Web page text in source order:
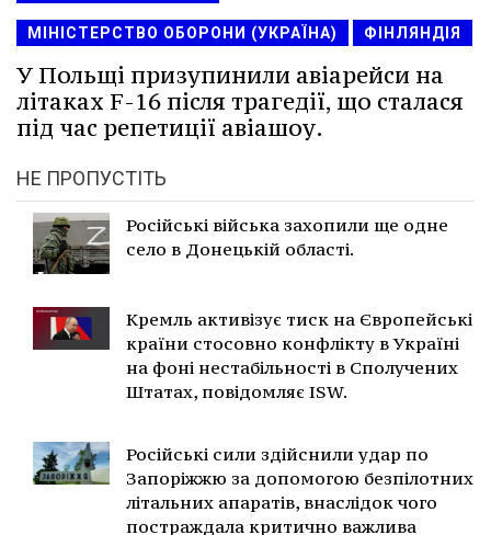
МІНІСТЕРСТВО ОБОРОНИ (УКРАЇНА) ФІНЛЯНДІЯ
У Польщі призупинили авіарейси на
літаках F-16 після трагедії, що сталася
під час репетиції авіашоу.
НЕ ПРОПУСТІТЬ
Російські війська захопили ще одне
село в Донецькій області.
Кремль активізує тиск на Європейські
країни стосовно конфлікту в Україні
на фоні нестабільності в Сполучених
Штатах, повідомляє ISW.
Російські сили здійснили удар по
Запоріжжю за допомогою безпілотних
літальних апаратів, внаслідок чого
постраждала критично важлива